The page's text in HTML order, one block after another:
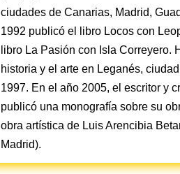
ciudades de Canarias, Madrid,
1992 publicó el libro Locos con
libro La Pasión con Isla Correyero.
historia y el arte en Leganés,
1997. En el año 2005, el escritor y
publicó una monografía sobre su
obra artística de Luis Arencibia
Madrid).